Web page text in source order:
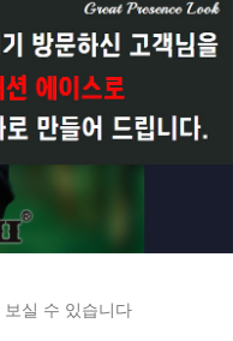
실 수 있습니다